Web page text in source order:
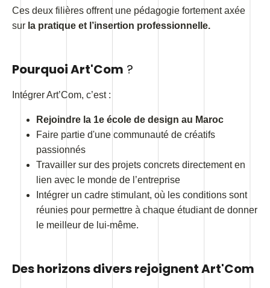
Ces deux filières offrent une pédagogie fortement axée
sur la pratique et l’insertion professionnelle.
Pourquoi Art'Com ?
Intégrer Art’Com, c’est :
Rejoindre la 1e école de design au Maroc
Faire partie d'une communauté de créatifs
passionnés
Travailler sur des projets concrets directement en
lien avec le monde de l’entreprise
Intégrer un cadre stimulant, où les conditions sont
réunies pour permettre à chaque étudiant de donner
le meilleur de lui-même.
Des horizons divers rejoignent Art'Com